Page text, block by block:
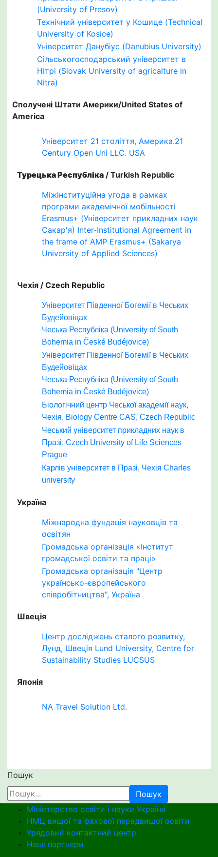
(University of Presov)
Технічний університет у Кошице (Technical
University of Kosice)
Університет Данубіус (Danubius University)
Сільськогосподарський університет в
Нітрі (Slovak University of agricalture in
Nitra)
Сполучені Штати Америки/United States of
America
Університет 21 століття, Америка.21
Century Open Uni LLC. USA
Турецька Республіка / Turkish Republic
Міжінституційна угода в рамках
програми академічної мобільності
Erasmus+ (Університет прикладних наук
Сакар'я) Inter-Institutional Agreement in
the frame of AMP Erasmus+ (Sakarya
University of Applied Sciences)
Чехія / Czech Republic
Університет Південної Богемії в Чеських
Будейовіцах
Чеська Республіка (University of South
Bohemia in České Budéjovice)
Університет Південної Богемії в Чеських
Будейовіцах
Чеська Республіка (University of South
Bohemia in České Budéjovice)
Біологічний центр Чеської академії наук,
Чехія, Biology Centre CAS, Czech Republic
Чеський університет прикладних наук в
Празі. Czech University of Life Sciences
Prague
Карлів університет в Празі, Чехія Charles
university
Україна
Міжнародна фундація науковців та
освітян
Громадська організація «Інститут
громадської освіти та праці»
Громадська організація "Центр
українсько-європейського
співробітництва", Україна
Швеція
Центр досліджень сталого розвитку,
Лунд, Швеція Lund University, Centre for
Sustainability Studies LUCSUS
Японія
NA Travel Solution Ltd.
Пошук
Пошук
Міністерство освіти і науки України
НМЦ вищої та фахової передвищої освіти
Урядовий контактний центр
Наші партнери